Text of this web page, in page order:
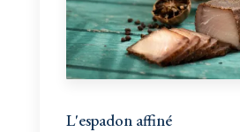
L'espadon affiné